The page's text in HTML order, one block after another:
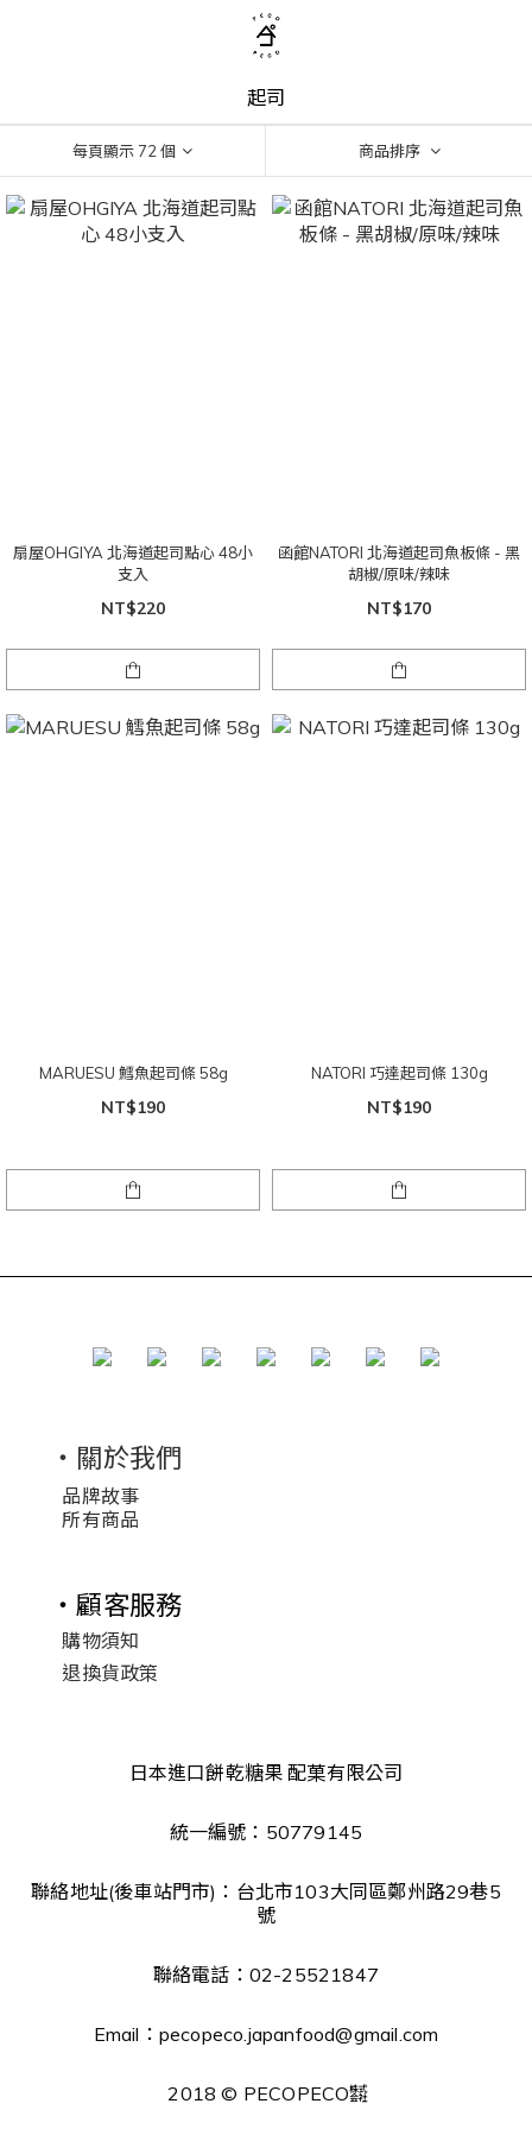
起司
每頁顯示 72 個 商品排序
扇屋OHGIYA 北海道起司點心 48小
支入
NT$220
函館NATORI 北海道起司魚板條 - 黑
胡椒/原味/辣味
NT$170
MARUESU 鱈魚起司條 58g
NT$190
NATORI 巧達起司條 130g
NT$190
・關於我們
品牌故事
所有商品
・顧客服務
購物須知
退換貨政策
日本進口餅乾糖果 配菓有限公司
統一編號：50779145
聯絡地址(後車站門市)：台北市103大同區鄭州路29巷5
號
聯絡電話：02-25521847
Email：pecopeco.japanfood@gmail.com
2018 © PECOPECO㍿